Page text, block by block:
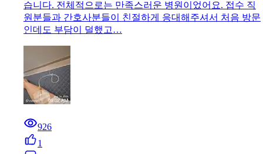
습니다. 전체적으로는 만족스러운 병원이었어요. 접수 직
원분들과 간호사분들이 친절하게 응대해주셔서 처음 방문
인데도 부담이 덜했고…
926
1